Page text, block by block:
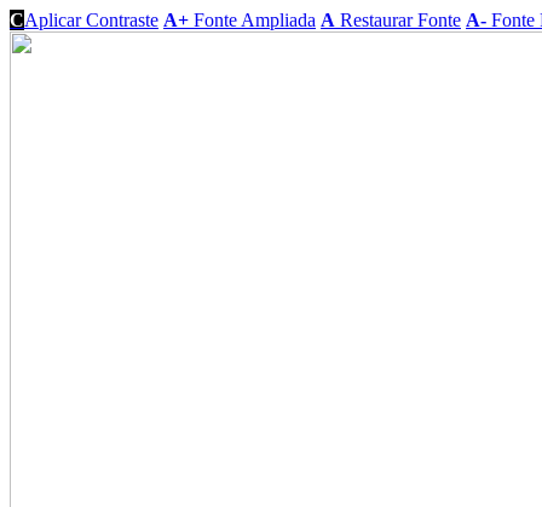
CAplicar Contraste A+ Fonte Ampliada A Restaurar Fonte A- Fonte